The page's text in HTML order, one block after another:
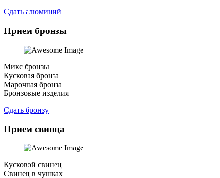
Сдать алюминий
Прием бронзы
Микс бронзы
Кусковая бронза
Марочная бронза
Бронзовые изделия
Сдать бронзу
Прием свинца
Кусковой свинец
Свинец в чушках